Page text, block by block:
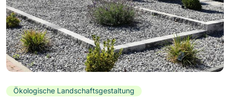
Ökologische Landschaftsgestaltung